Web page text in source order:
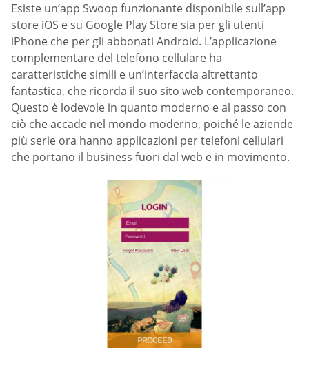
Esiste un’app Swoop funzionante disponibile sull’app
store iOS e su Google Play Store sia per gli utenti
iPhone che per gli abbonati Android. L’applicazione
complementare del telefono cellulare ha
caratteristiche simili e un’interfaccia altrettanto
fantastica, che ricorda il suo sito web contemporaneo.
Questo è lodevole in quanto moderno e al passo con
ciò che accade nel mondo moderno, poiché le aziende
più serie ora hanno applicazioni per telefoni cellulari
che portano il business fuori dal web e in movimento.